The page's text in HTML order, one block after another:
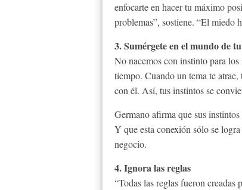
enfocarte en hacer tu máximo
problemas”, sostiene. “El miedo
3. Sumérgete en el mundo de
No nacemos con instinto para
tiempo. Cuando un tema te
con él. Así, tus instintos se
Germano afirma que sus
Y que esta conexión sólo se
negocio.
4. Ignora las reglas
“Todas las reglas fueron